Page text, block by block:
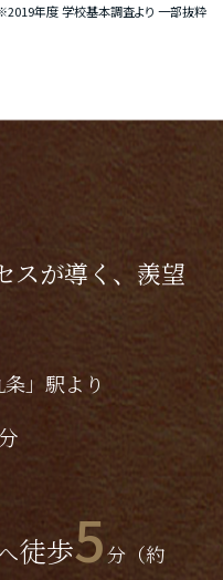
年度 学校基本調査より 一部抜粋
スが導く、羨望
」駅より
徒歩5分（約